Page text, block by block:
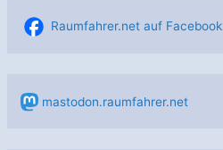
Raumfahrer.net auf Facebook
mastodon.raumfahrer.net